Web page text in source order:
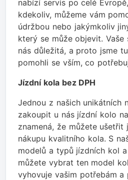
nabízí servis po celé
kdekoliv, můžeme vám
údržbou nebo jakýmkoliv
který se může objevit.
nás důležitá, a proto jsme
pomohli se vším, co
Jízdní kola bez DPH
Jednou z našich unikátních
zakoupit u nás jízdní kolo
znamená, že můžete
nákupu kvalitního kola. S
modelů a typů jízdních kol
můžete vybrat ten model
vyhovuje vašim potřebám